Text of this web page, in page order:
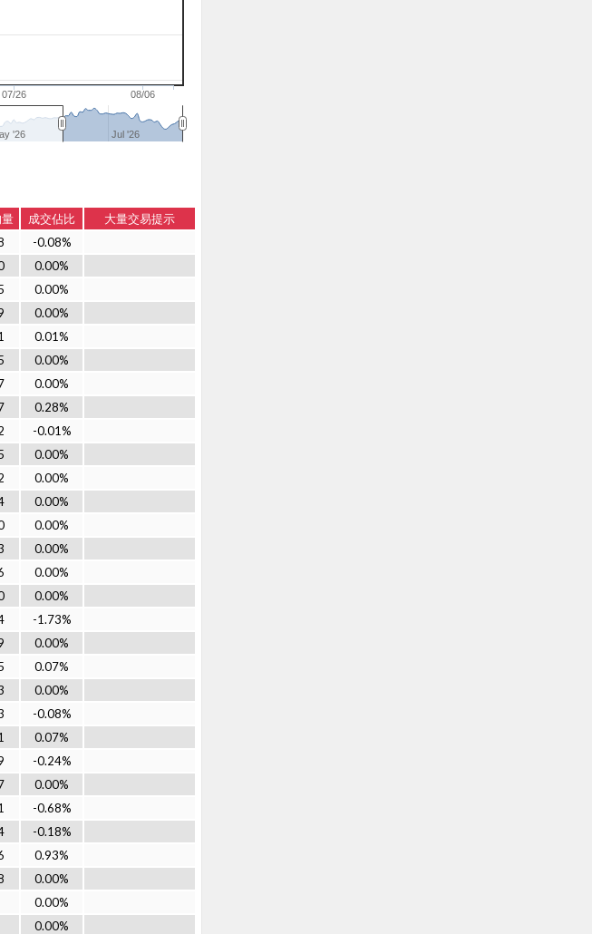
08/06
07/26
'26 Jul '26
成交佔比
大量交易提示
-0.08%
0.00%
0.00%
0.00%
0.01%
0.00%
0.00%
0.28%
-0.01%
0.00%
0.00%
0.00%
0.00%
0.00%
0.00%
0.00%
-1.73%
0.00%
0.07%
0.00%
-0.08%
0.07%
-0.24%
0.00%
-0.68%
-0.18%
0.93%
0.00%
0.00%
0.00%